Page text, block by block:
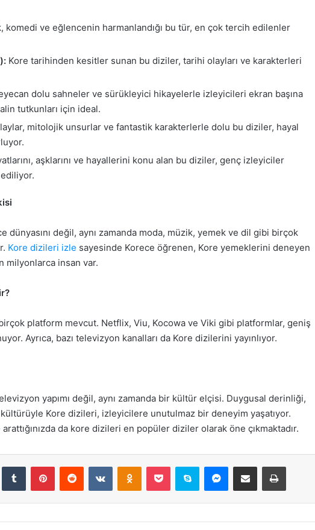
komedi ve eğlencenin harmanlandığı bu tür, en çok tercih edilenler
Kore tarihinden kesitler sunan bu diziler, tarihi olayları ve karakterleri
dolu sahneler ve sürükleyici hikayelerle izleyicileri ekran başına
tutkunları için ideal.
mitolojik unsurlar ve fantastik karakterlerle dolu bu diziler, hayal
aşklarını ve hayallerini konu alan bu diziler, genç izleyiciler
dünyasını değil, aynı zamanda moda, müzik, yemek ve dil gibi birçok
Kore dizileri izle sayesinde Korece öğrenen, Kore yemeklerini deneyen
milyonlarca insan var.
platform mevcut. Netflix, Viu, Kocowa ve Viki gibi platformlar, geniş
Ayrıca, bazı televizyon kanalları da Kore dizilerini yayınlıyor.
yapımı değil, aynı zamanda bir kültür elçisi. Duygusal derinliği,
Kore dizileri, izleyicilere unutulmaz bir deneyim yaşatıyor.
da kore dizileri en popüler diziler olarak öne çıkmaktadır.
Tumblr PinterestReddit VKontakteOdnoklassniki
Pocket Skype Messenger
E-Posta ile paylaş Yazdır